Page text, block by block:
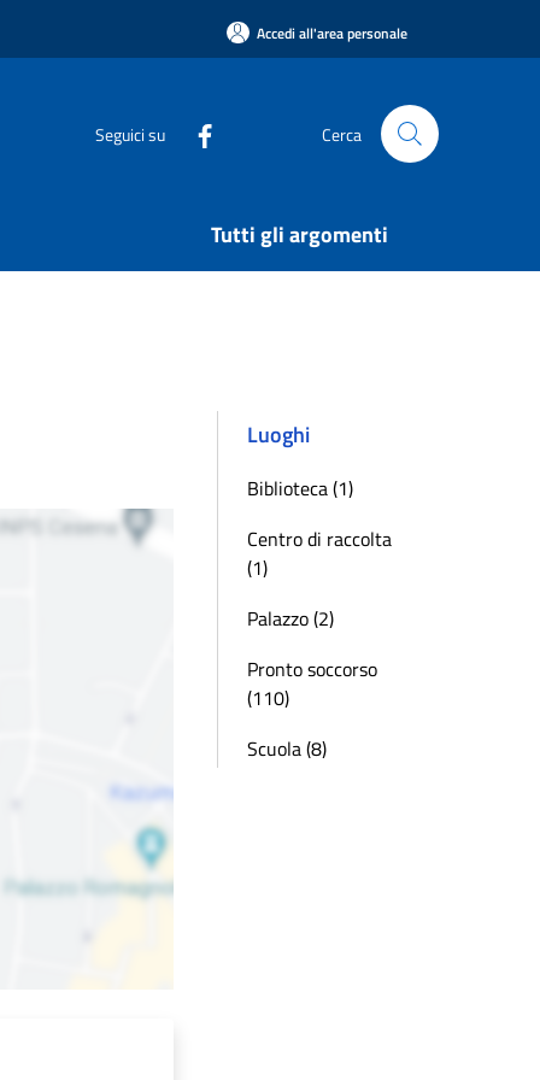
Accedi all'area personale
Seguici su Cerca
Tutti gli argomenti
Luoghi
Biblioteca (1)
Centro di raccolta
(1)
Palazzo (2)
Pronto soccorso
(110)
Scuola (8)